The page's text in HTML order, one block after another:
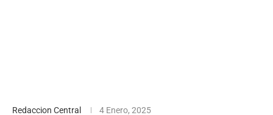
Redaccion Central 4 Enero, 2025